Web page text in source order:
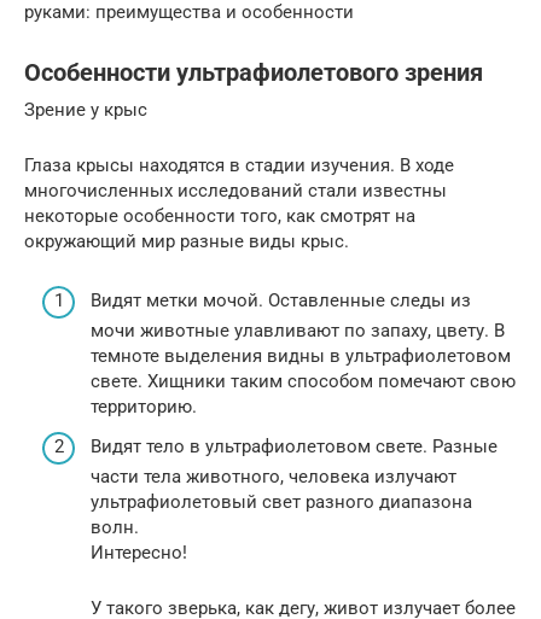
руками: преимущества и особенности
Особенности ультрафиолетового зрения
Зрение у крыс
Глаза крысы находятся в стадии изучения. В ходе
многочисленных исследований стали известны
некоторые особенности того, как смотрят на
окружающий мир разные виды крыс.
Видят метки мочой. Оставленные следы из
мочи животные улавливают по запаху, цвету. В
темноте выделения видны в ультрафиолетовом
свете. Хищники таким способом помечают свою
территорию.
Видят тело в ультрафиолетовом свете. Разные
части тела животного, человека излучают
ультрафиолетовый свет разного диапазона
волн.
Интересно!
У такого зверька, как дегу, живот излучает более